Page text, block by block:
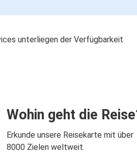
unterliegen der Verfügbarkeit
Wohin geht die
Erkunde unsere Reisekarte mit über
8000 Zielen weltweit.